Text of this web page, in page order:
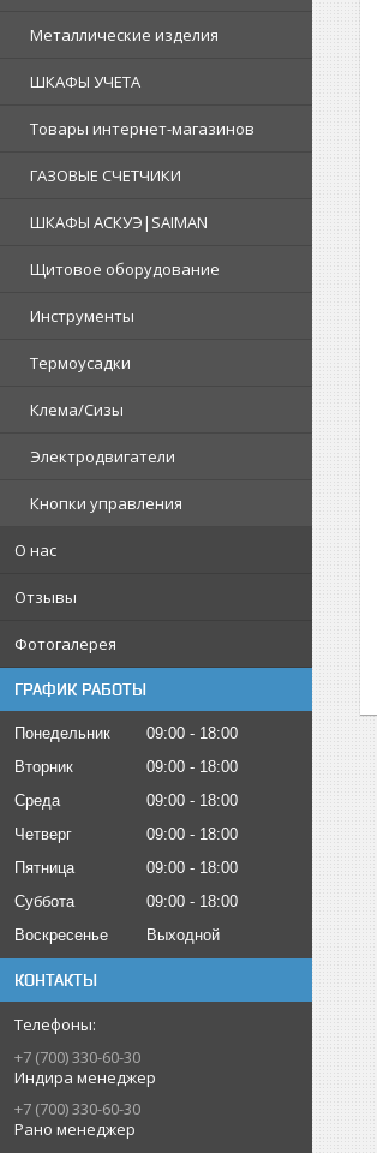
Металлические изделия
ШКАФЫ УЧЕТА
Товары интернет-магазинов
ГАЗОВЫЕ СЧЕТЧИКИ
ШКАФЫ АСКУЭ|SAIMAN
Щитовое оборудование
Инструменты
Термоусадки
Клема/Сизы
Электродвигатели
Кнопки управления
О нас
Отзывы
Фотогалерея
ГРАФИК РАБОТЫ
Понедельник 09:00
18:00
Вторник
09:00
18:00
Среда
09:00
18:00
Четверг
09:00
18:00
Пятница
09:00
18:00
Суббота
09:00
18:00
Воскресенье
Выходной
КОНТАКТЫ
+7 (700) 330-60-30
Индира менеджер
+7 (700) 330-60-30
Рано менеджер